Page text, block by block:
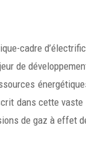
cadre
de
dans cette
de gaz à effet